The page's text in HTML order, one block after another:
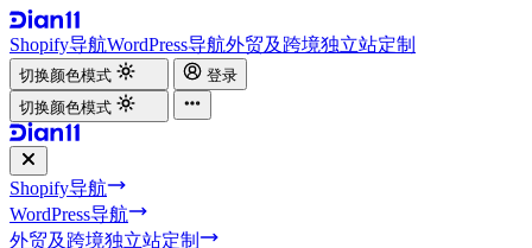
Shopify导航WordPress导航外贸及跨境独立站定制
切换颜色模式
登录
切换颜色模式
Shopify导航
WordPress导航
外贸及跨境独立站定制